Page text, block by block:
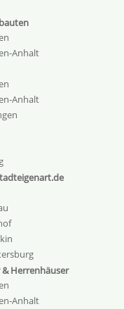
Anhalt
Anhalt
& Herrenhäuser
Anhalt